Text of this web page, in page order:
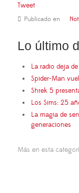
Tweet
Publicado en
Lo último
La radio deja
Spider-Man
Shrek 5
Los Sims: 25
La magia de
generaciones
Más en esta